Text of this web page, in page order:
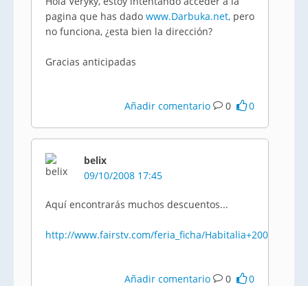
pagina que has dado www.Darbuka.net, pero
no funciona, ¿esta bien la dirección?
Gracias anticipadas
Añadir comentario 0 0
belix
09/10/2008 17:45
Aquí encontrarás muchos descuentos...
http://www.fairstv.com/feria_ficha/Habitalia+2008/
Añadir comentario 0 0